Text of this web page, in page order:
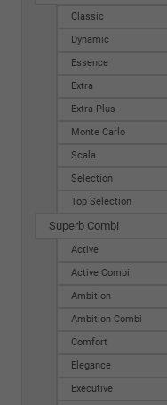
Classic
Dynamic
Essence
Extra
Extra Plus
Monte Carlo
Scala
Selection
Top Selection
Superb Combi
Active
Active Combi
Ambition
Ambition Combi
Comfort
Elegance
Executive